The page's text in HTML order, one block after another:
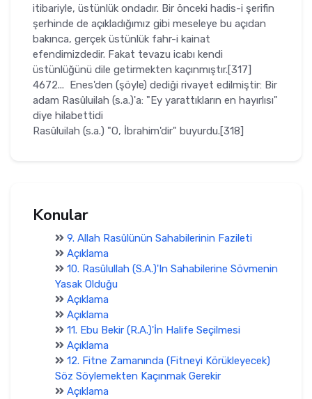
itibariyle, üstün­lük ondadır. Bir önceki hadis-i şerifin
şerhinde de açıkladığımız gibi me­seleye bu açıdan
bakınca, gerçek üstünlük fahr-i kainat
efendimizdedir. Fakat tevazu icabı kendi
üstünlüğünü dile getirmekten kaçınmıştır.[317]
4672... Enes'den (şöyle) dediği rivayet edilmiştir: Bir
adam Rasûluilah (s.a.)'a: "Ey yarattıkların en hayırlısı"
diye hilabettidi
Rasûluilah (s.a.) "O, İbrahim'dir" buyurdu.[318]
Konular
9. Allah Rasûlünün Sahabilerinin Fazileti
Açıklama
10. Rasûlullah (S.A.)'In Sahabilerine Sövmenin
Yasak Olduğu
Açıklama
Açıklama
11. Ebu Bekir (R.A.)'İn Halife Seçilmesi
Açıklama
12. Fitne Zamanında (Fitneyi Körükleyecek)
Söz Söylemekten Kaçınmak Gerekir
Açıklama